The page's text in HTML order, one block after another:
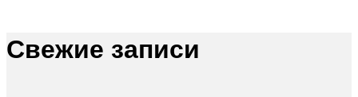
Свежие записи